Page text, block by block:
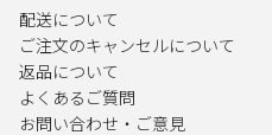
配送について
ご注文のキャンセルについて
返品について
よくあるご質問
お問い合わせ・ご意見